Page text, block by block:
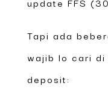
Tapi ada
wajib lo cari di
deposit: